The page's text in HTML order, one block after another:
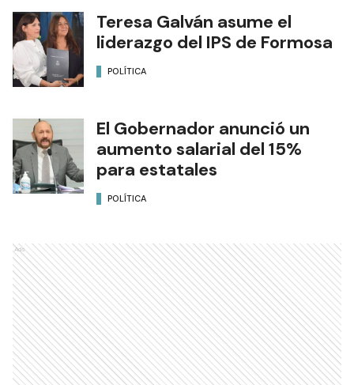
Teresa Galván asume el
liderazgo del IPS de Formosa
POLÍTICA
El Gobernador anunció un
aumento salarial del 15%
para estatales
POLÍTICA
Ads